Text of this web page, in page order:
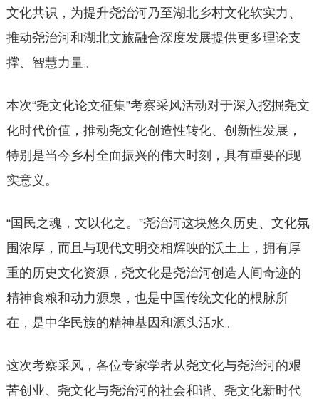
文化共识，为提升尧治河乃至湖北乡村文化软实力、
推动尧治河和湖北文旅融合深度发展提供更多理论支
撑、智慧力量。
本次“尧文化论文征集”考察采风活动对于深入挖掘尧文
化时代价值，推动尧文化创造性转化、创新性发展，
特别是当今乡村全面振兴的伟大时刻，具有重要的现
实意义。
“国民之魂，文以化之。”尧治河这块悠久历史、文化氛
围浓厚，而且与现代文明交相辉映的沃土上，拥有厚
重的历史文化资源，尧文化是尧治河创造人间奇迹的
精神食粮和动力源泉，也是中国传统文化的根脉所
在，是中华民族的精神基因和源头活水。
这次考察采风，各位专家学者从尧文化与尧治河的艰
苦创业、尧文化与尧治河的社会和谐、尧文化新时代